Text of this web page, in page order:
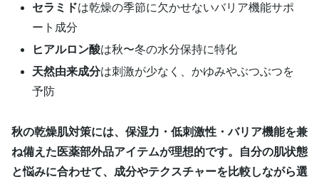
セラミドは乾燥の季節に欠かせないバリア機能サポ
ート成分
ヒアルロン酸は秋〜冬の水分保持に特化
天然由来成分は刺激が少なく、かゆみやぶつぶつを
予防
秋の乾燥肌対策には、保湿力・低刺激性・バリア機能を兼
ね備えた医薬部外品アイテムが理想的です。自分の肌状態
と悩みに合わせて、成分やテクスチャーを比較しながら選